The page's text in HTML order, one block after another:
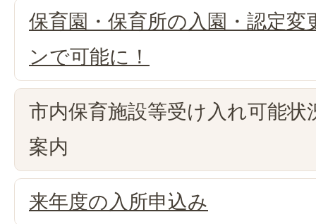
保育園・保育所の入園・認定
ンで可能に！
市内保育施設等受け入れ可能状
案内
来年度の入所申込み